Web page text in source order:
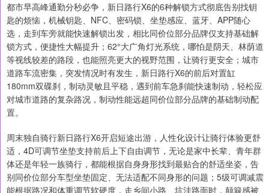
都市早高峰通勤分秒必争，新日路行X6的6种解锁方式彻底告别找钥
匙的烦恼，机械钥匙、NFC、密码锁、坐垫感应、蓝牙、APP随心
选，走到车旁就能快速解锁出发，相比同价位部分品牌仅支持基础解
锁方式，便捷性大幅提升；62°大广角灯光系统，哪怕是阴天、林荫道
等视线较差的路段，也能照亮更大的视野范围，让骑行更安全；城市
道路车流密集，突发情况时有发生，新日路行X6的前后对置缸
180mm双碟刹，制动灵敏且平稳，遇到前车急刹能快速制动，轻松应
对城市道路的复杂路况，制动性能远超同价位部分品牌的基础制动配
置。
周末独自骑行新日路行X6开启短途出游，人性化设计让骑行体验更舒
适，4D可调节坐垫支持前后上下自由调节，无论是家中长辈、青年群
体还是年轻一族骑行，都能根据自身身形找到最贴合的舒适坐姿，告
别同价位部分车型坐垫固定、无法适配不同身形的问题；5级可调减震
能根据路况和体重调节软硬度，走乡间小路、坑洼路面时，颠簸感被